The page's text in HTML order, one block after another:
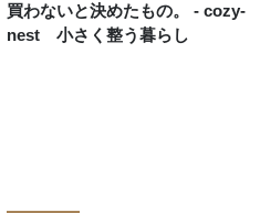
買わないと決めたもの。 - cozy-
nest 小さく整う暮らし